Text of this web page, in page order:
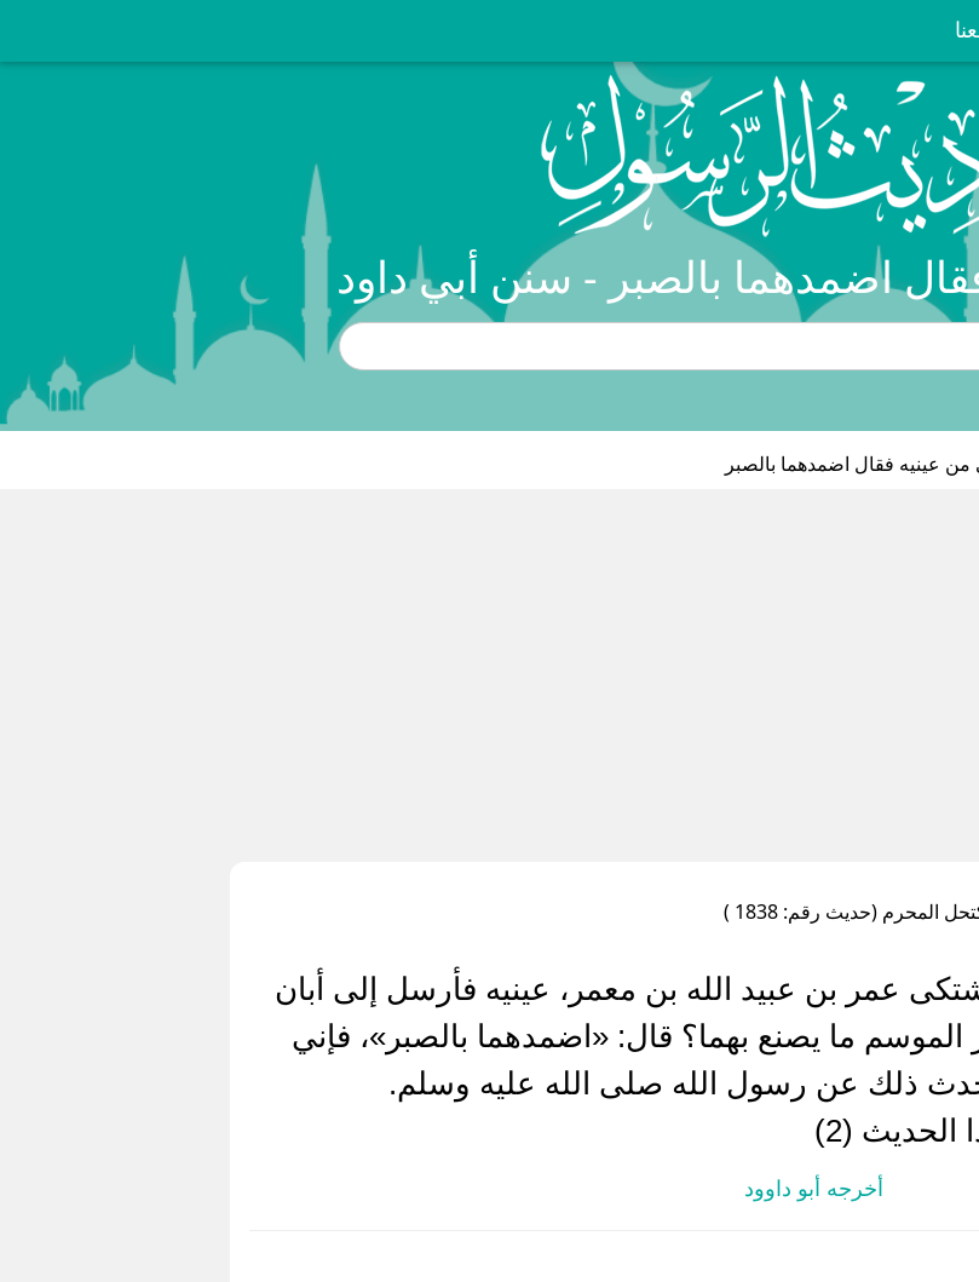
اضمدهما بالصبر - سنن أبي داود
عينيه فقال اضمدهما بالصبر
المحرم (حديث رقم: 1838 )
عمر بن عبيد الله بن معمر، عينيه فأرسل إلى أبان
ما يصنع بهما؟ قال: «اضمدهما بالصبر»، فإني
ذلك عن رسول الله صلى الله عليه وسلم.
أخرجه أبو داوود